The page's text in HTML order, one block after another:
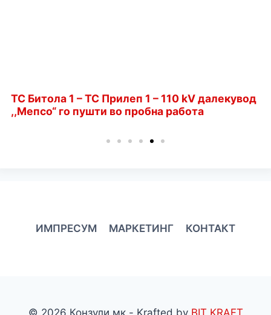
ТС Битола 1 – ТС Прилеп 1 – 110 kV далекувод
,,Мепсо“ го пушти во пробна работа
ИМПРЕСУМ МАРКЕТИНГ КОНТАКТ
© 2026 Конзули.мк - Krafted by BIT KRAFT